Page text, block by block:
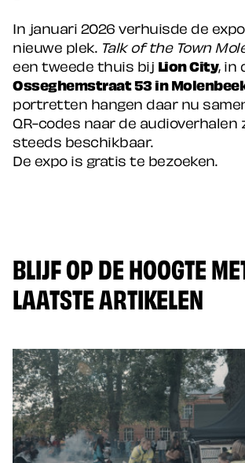
In januari 2026 verhuisde de
nieuwe plek. Talk of the Town
een tweede thuis bij Lion City, in
Osseghemstraat 53 in
portretten hangen daar nu
QR-codes naar de audioverhalen
steeds beschikbaar.
De expo is gratis te bezoeken.
BLIJF OP DE HOOGTE
LAATSTE ARTIKELEN